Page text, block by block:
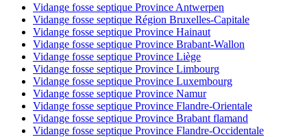
Vidange fosse septique Province Antwerpen
Vidange fosse septique Région Bruxelles-Capitale
Vidange fosse septique Province Hainaut
Vidange fosse septique Province Brabant-Wallon
Vidange fosse septique Province Liège
Vidange fosse septique Province Limbourg
Vidange fosse septique Province Luxembourg
Vidange fosse septique Province Namur
Vidange fosse septique Province Flandre-Orientale
Vidange fosse septique Province Brabant flamand
Vidange fosse septique Province Flandre-Occidentale